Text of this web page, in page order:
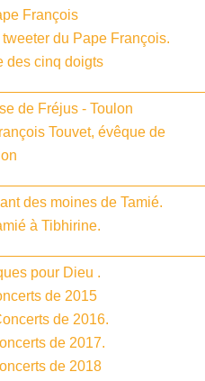
François
du Pape François.
des cinq doigts
de Fréjus - Toulon
Touvet, évêque de
des moines de Tamié.
à Tibhirine.
pour Dieu .
de 2015
de 2016.
de 2017.
de 2018